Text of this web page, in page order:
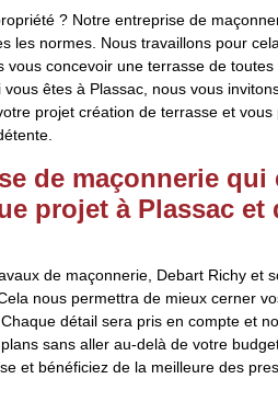
? Notre entreprise de
les normes. Nous travaillons pour
concevoir une terrasse de
êtes à Plassac, nous vous
projet création de terrasse et vous
de maçonnerie qui
projet à Plassac et
de maçonnerie, Debart Richy et
nous permettra de mieux cerner
détail sera pris en compte et
sans aller au-delà de votre
et bénéficiez de la meilleure des